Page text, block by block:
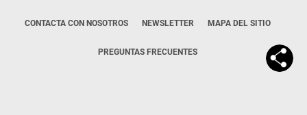
CONTACTA CON NOSOTROS NEWSLETTER MAPA DEL SITIO
PREGUNTAS FRECUENTES